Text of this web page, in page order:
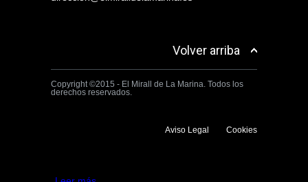
Volver arriba
Copyright ©2015 - El Mirall de La Marina. Todos los
derechos reservados.
Aviso Legal Cookies